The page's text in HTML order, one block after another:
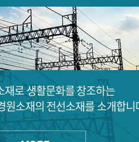
재로 생활문화를 창조하는
원소재의 전선소재를 소개합니